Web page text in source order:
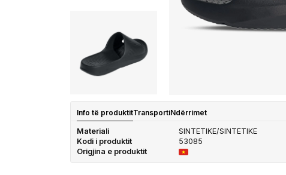
Info të produktitTransportiNdërrimet
Materiali
SINTETIKE/SINTETIKE
Kodi i produktit
53085
Origjina e produktit